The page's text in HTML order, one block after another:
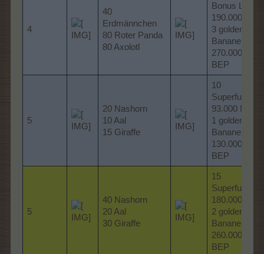
4
40
Erdmännchen
80 Roter Panda
80 Axolotl
Bonus L
190.000 MP
3 goldene
Bananen
270.000
BEP
5
20 Nashorn
10 Aal
15 Giraffe
10
Superfutter
93.000 MP
1 goldene
Banane
130.000
BEP
5
40 Nashorn
20 Aal
30 Giraffe
15
Superfutter
180.000 MP
2 goldene
Bananen
260.000
BEP